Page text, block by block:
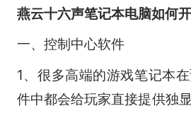
燕云十六声笔记本电脑如何
一、控制中心软件
1、很多高端的游戏笔记本
件中都会给玩家直接提供独